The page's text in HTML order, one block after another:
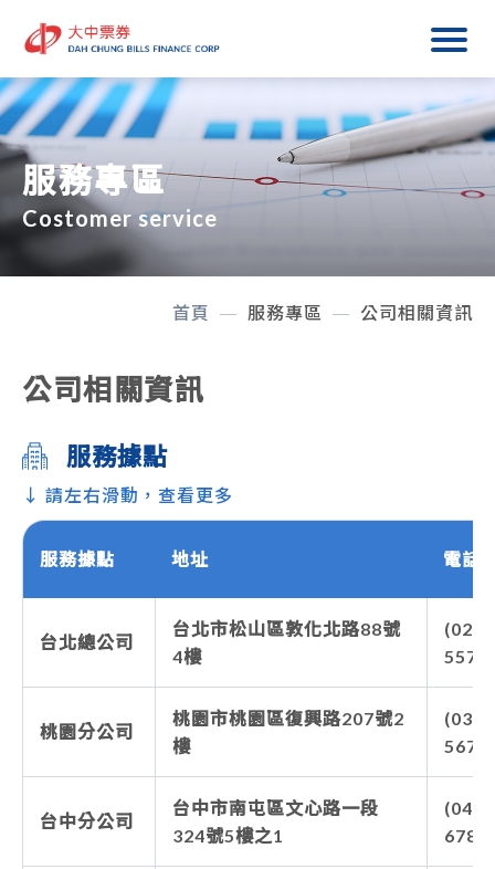
服務專區
Costomer service
首頁 服務專區 公司相關資訊
公司相關資訊
服務據點
↓ 請左右滑動，查看更多
服務據點 地址 電話
台北總公司
台北市松山區敦化北路88號
4樓
5577
桃園分公司
桃園市桃園區復興路207號2
樓
5677
台中分公司
台中市南屯區文心路一段
324號5樓之1
6788